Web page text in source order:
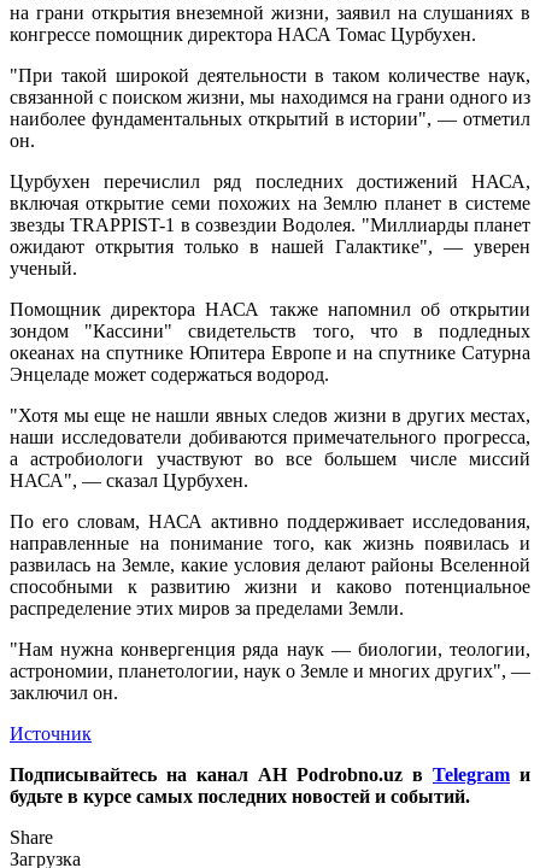
на грани открытия внеземной жизни, заявил на слушаниях в
конгрессе помощник директора НАСА Томас Цурбухен.
"При такой широкой деятельности в таком количестве наук,
связанной с поиском жизни, мы находимся на грани одного из
наиболее фундаментальных открытий в истории", — отметил
он.
Цурбухен перечислил ряд последних достижений НАСА,
включая открытие семи похожих на Землю планет в системе
звезды TRAPPIST-1 в созвездии Водолея. "Миллиарды планет
ожидают открытия только в нашей Галактике", — уверен
ученый.
Помощник директора НАСА также напомнил об открытии
зондом "Кассини" свидетельств того, что в подледных
океанах на спутнике Юпитера Европе и на спутнике Сатурна
Энцеладе может содержаться водород.
"Хотя мы еще не нашли явных следов жизни в других местах,
наши исследователи добиваются примечательного прогресса,
а астробиологи участвуют во все большем числе миссий
НАСА", — сказал Цурбухен.
По его словам, НАСА активно поддерживает исследования,
направленные на понимание того, как жизнь появилась и
развилась на Земле, какие условия делают районы Вселенной
способными к развитию жизни и каково потенциальное
распределение этих миров за пределами Земли.
"Нам нужна конвергенция ряда наук — биологии, теологии,
астрономии, планетологии, наук о Земле и многих других", —
заключил он.
Источник
Подписывайтесь на канал АН Podrobno.uz в Telegram и
будьте в курсе самых последних новостей и событий.
Share
Загрузка